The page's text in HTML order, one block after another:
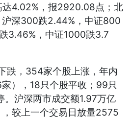
达4.02%，报2920.08点；北
沪深300跌2.44%，中证800
3.46%，中证1000跌3.7
跌，354家个股上涨，年内
），18只个股平收；99只
。沪深两市成交额1.97万亿
较上一个交易日放量2575